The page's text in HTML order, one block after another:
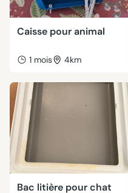
Caisse pour animal
1 mois 4km
Bac litière pour chat